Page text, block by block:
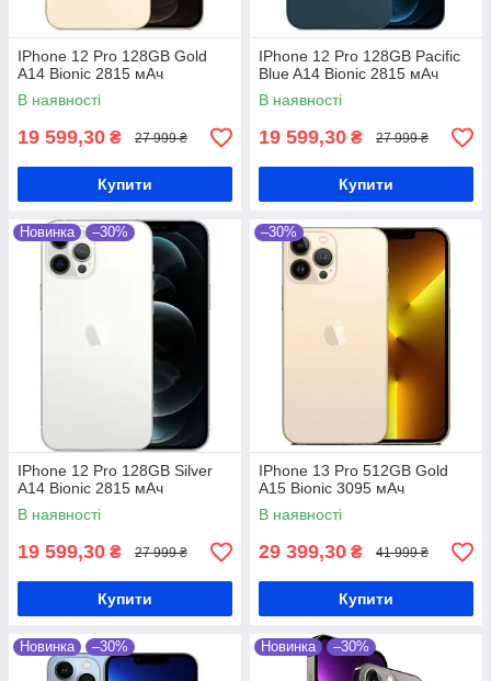
IPhone 12 Pro 128GB Gold
A14 Bionic 2815 мАч
В наявності
19 599,30 ₴ 27 999 ₴
Купити
IPhone 12 Pro 128GB Pacific
Blue A14 Bionic 2815 мАч
В наявності
19 599,30 ₴ 27 999 ₴
Купити
Новинка –30%
IPhone 12 Pro 128GB Silver
A14 Bionic 2815 мАч
В наявності
19 599,30 ₴ 27 999 ₴
Купити
–30%
IPhone 13 Pro 512GB Gold
A15 Bionic 3095 мАч
В наявності
29 399,30 ₴ 41 999 ₴
Купити
Новинка –30% Новинка –30%